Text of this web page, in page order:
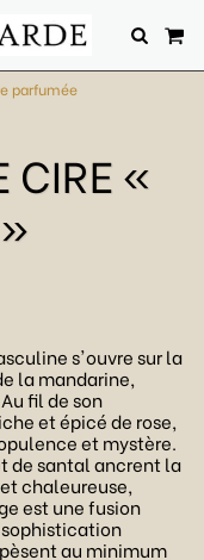
parfumée
CIRE «
s'ouvre sur la
la mandarine,
fil de son
et épicé de rose,
et mystère.
de santal ancrent la
chaleureuse,
est une fusion
au minimum